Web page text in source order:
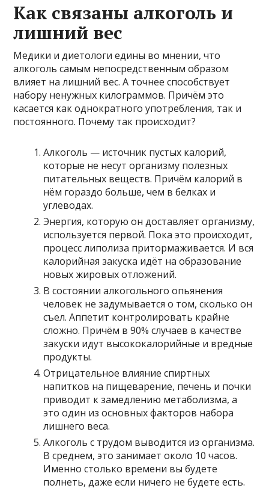
Как связаны алкоголь и
лишний вес
Медики и диетологи едины во мнении, что
алкоголь самым непосредственным образом
влияет на лишний вес. А точнее способствует
набору ненужных килограммов. Причём это
касается как однократного употребления, так и
постоянного. Почему так происходит?
Алкоголь — источник пустых калорий,
которые не несут организму полезных
питательных веществ. Причём калорий в
нём гораздо больше, чем в белках и
углеводах.
Энергия, которую он доставляет организму,
используется первой. Пока это происходит,
процесс липолиза притормаживается. И вся
калорийная закуска идёт на образование
новых жировых отложений.
В состоянии алкогольного опьянения
человек не задумывается о том, сколько он
съел. Аппетит контролировать крайне
сложно. Причём в 90% случаев в качестве
закуски идут высококалорийные и вредные
продукты.
Отрицательное влияние спиртных
напитков на пищеварение, печень и почки
приводит к замедлению метаболизма, а
это один из основных факторов набора
лишнего веса.
Алкоголь с трудом выводится из организма.
В среднем, это занимает около 10 часов.
Именно столько времени вы будете
полнеть, даже если ничего не будете есть.